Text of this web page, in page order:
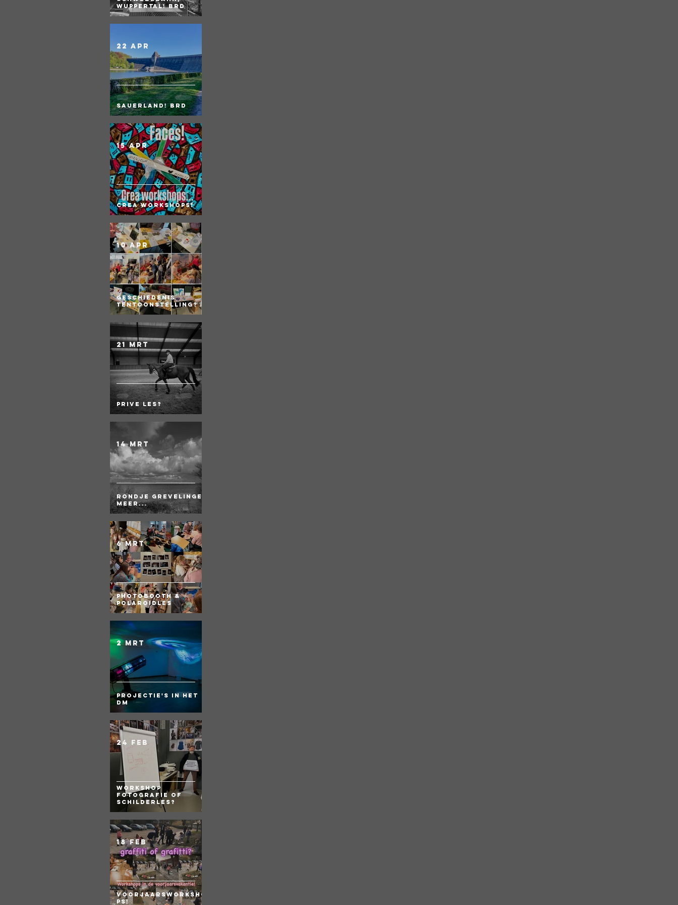
Wuppertal! BRD
Sauerland! BRD
22 apr
Crea Workshops!
15 apr
Geschiedenis
Tentoonstelling?
10 apr
Prive les?
21 mrt
Rondje Grevelingen
meer...
14 mrt
Photobooth &
Polaroidles
6 mrt
Projectie's in het
DM
2 mrt
Workshop
fotografie of
Schilderles?
24 feb
Voorjaarsworksho
ps!
18 feb